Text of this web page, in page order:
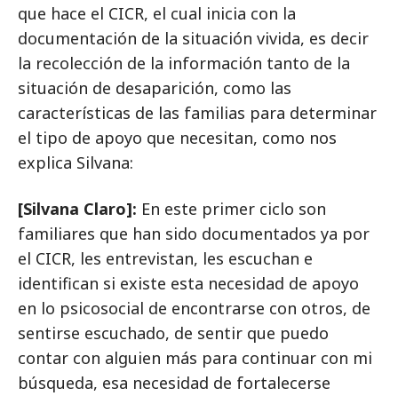
que hace el CICR, el cual inicia con la
documentación de la situación vivida, es decir
la recolección de la información tanto de la
situación de desaparición, como las
características de las familias para determinar
el tipo de apoyo que necesitan, como nos
explica Silvana:
[Silvana Claro]: En este primer ciclo son
familiares que han sido documentados ya por
el CICR, les entrevistan, les escuchan e
identifican si existe esta necesidad de apoyo
en lo psicosocial de encontrarse con otros, de
sentirse escuchado, de sentir que puedo
contar con alguien más para continuar con mi
búsqueda, esa necesidad de fortalecerse